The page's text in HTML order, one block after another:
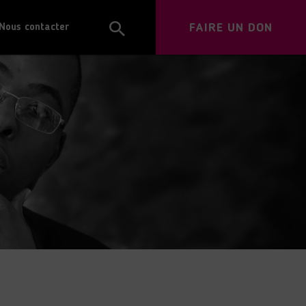
Nous contacter FAIRE UN DON